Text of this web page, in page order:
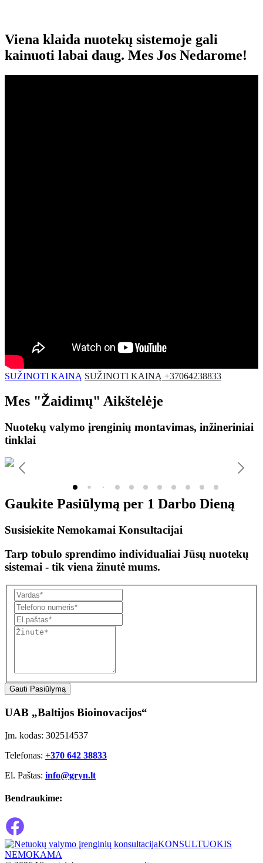
Viena klaida nuotekų sistemoje gali
kainuoti labai daug. Mes Jos Nedarome!
SUŽINOTI KAINĄ SUŽINOTI KAINĄ +37064238833
Mes "Žaidimų" Aikštelėje
Nuotekų valymo įrenginių montavimas, inžineriniai
tinklai
Gaukite Pasiūlymą per 1 Darbo Dieną
Susisiekite Nemokamai Konsultacijai
Tarp tobulo sprendimo individualiai Jūsų nuotekų
sistemai - tik viena žinutė mums.
Gauti Pasiūlymą
UAB „Baltijos Bioinovacijos“
Įm. kodas: 302514537
Telefonas: +370 642 38833
El. Paštas: info@gryn.lt
Bendraukime:
KONSULTUOKIS
NEMOKAMA